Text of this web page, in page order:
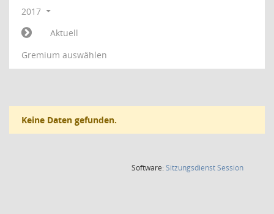
2017
Aktuell
Gremium auswählen
Keine Daten gefunden.
Software:SitzungsdienstSession(Wird in